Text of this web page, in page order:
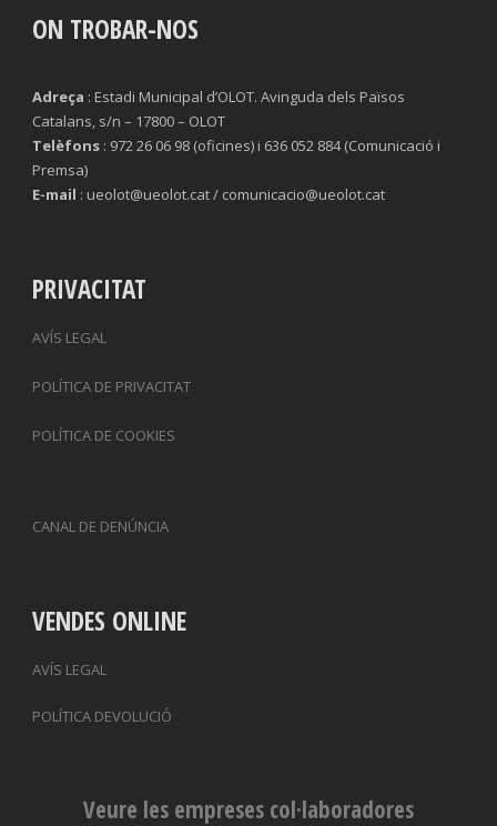
ON TROBAR-NOS
Adreça : Estadi Municipal d’OLOT. Avinguda dels Països
Catalans, s/n – 17800 – OLOT
Telèfons : 972 26 06 98 (oficines) i 636 052 884 (Comunicació i
Premsa)
E-mail : ueolot@ueolot.cat / comunicacio@ueolot.cat
PRIVACITAT
AVÍS LEGAL
POLÍTICA DE PRIVACITAT
POLÍTICA DE COOKIES
CANAL DE DENÚNCIA
VENDES ONLINE
AVÍS LEGAL
POLÍTICA DEVOLUCIÓ
Veure les empreses col·laboradores